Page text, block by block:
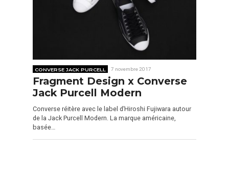
CONVERSE JACK PURCELL 7 novembre 2017
Fragment Design x Converse
Jack Purcell Modern
Converse réitère avec le label d’Hiroshi Fujiwara autour
de la Jack Purcell Modern. La marque américaine,
basée…